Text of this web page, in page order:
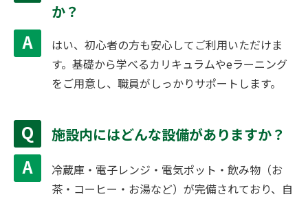
か？
はい、初心者の方も安心してご利用いただけま
す。基礎から学べるカリキュラムやeラーニング
をご用意し、職員がしっかりサポートします。
施設内にはどんな設備がありますか？
冷蔵庫・電子レンジ・電気ポット・飲み物（お
茶・コーヒー・お湯など）が完備されており、自